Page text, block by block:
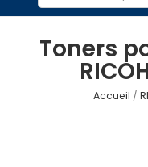
Toners
Accueil